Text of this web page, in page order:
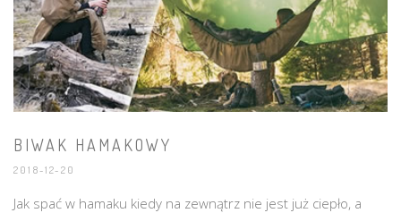
BIWAK HAMAKOWY
2018-12-20
Jak spać w hamaku kiedy na zewnątrz nie jest już ciepło, a